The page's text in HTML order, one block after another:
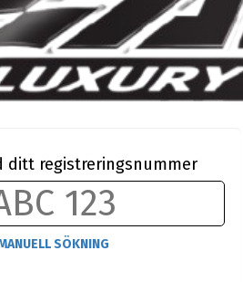
ditt registreringsnummer
SÖKNING